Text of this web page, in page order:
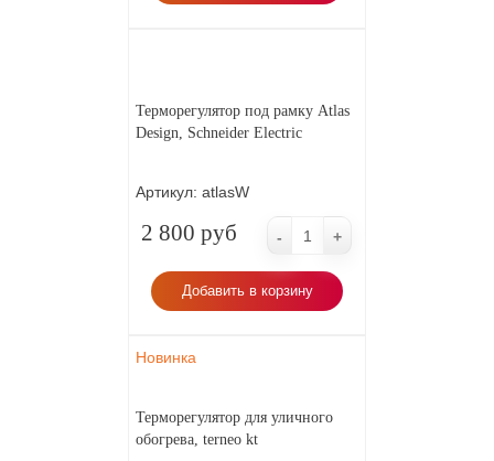
Терморегулятор под рамку Atlas
Design, Schneider Electric
Артикул: atlasW
2 800 руб - +
Добавить в корзину
Новинка
Терморегулятор для уличного
обогрева, terneo kt